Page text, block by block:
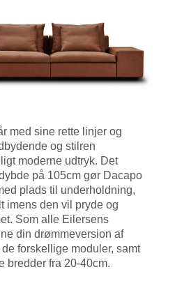
med sine rette linjer og
og stilren
moderne udtryk. Det
på 105cm gør Dacapo
plads til underholdning,
imens den vil pryde og
Som alle Eilersens
din drømmeversion af
forskellige moduler, samt
fra 20-40cm.